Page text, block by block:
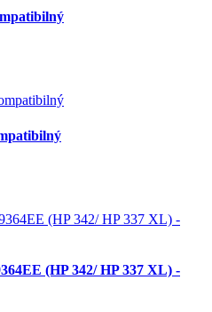
(HP 342/ HP 337 XL) -